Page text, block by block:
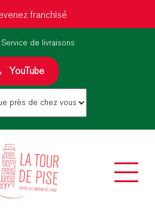
franchisé
Service de livraisons
YouTube